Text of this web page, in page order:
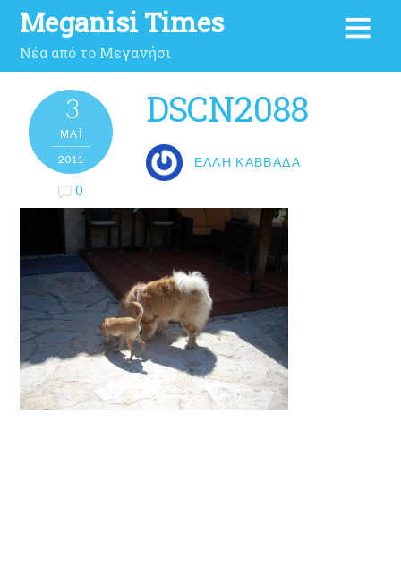
Meganisi Times
Νέα από το Μεγανήσι
3
ΜΑΪ́
2011
0
DSCN2088
ΈΛΛΗ ΚΑΒΒΑΔΆ